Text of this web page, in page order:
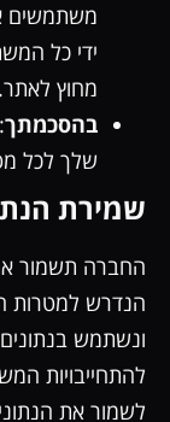
משתמשים
ידי כל
מחוץ לאתר.
בהסכמתך
שלך לכל
שמירת
החברה תשמור
הנדרש למטרות
ונשתמש
להתחייבויות
לשמור את